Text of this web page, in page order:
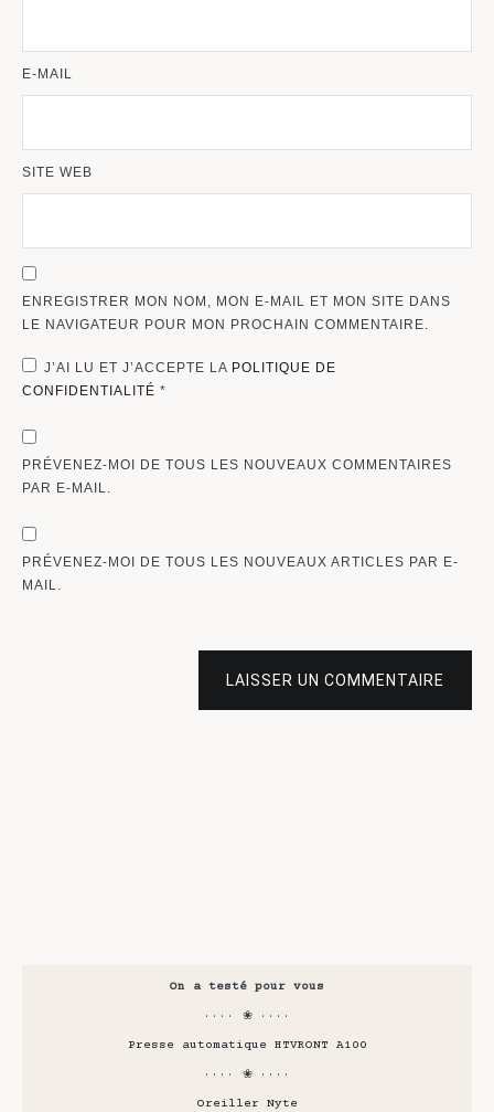
E-MAIL
SITE WEB
ENREGISTRER MON NOM, MON E-MAIL ET MON SITE DANS
LE NAVIGATEUR POUR MON PROCHAIN COMMENTAIRE.
J’AI LU ET J’ACCEPTE LA POLITIQUE DE
CONFIDENTIALITÉ *
PRÉVENEZ-MOI DE TOUS LES NOUVEAUX COMMENTAIRES
PAR E-MAIL.
PRÉVENEZ-MOI DE TOUS LES NOUVEAUX ARTICLES PAR E-
MAIL.
LAISSER UN COMMENTAIRE
On a testé pour vous
···· ❀ ····
Presse automatique HTVRONT A100
···· ❀ ····
Oreiller Nyte